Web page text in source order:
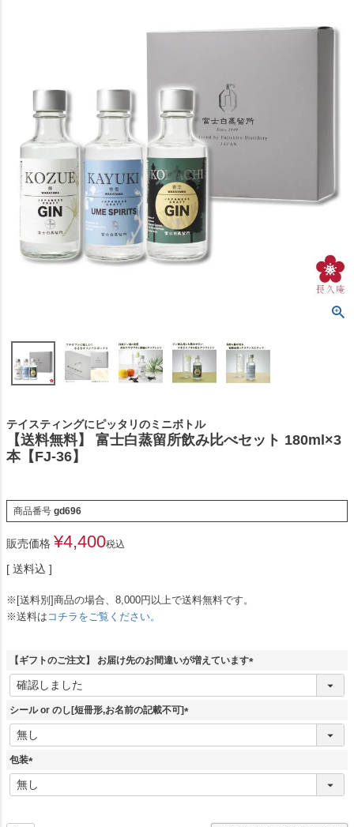
テイスティングにピッタリのミニボトル
【送料無料】 富士白蒸留所飲み比べセット 180ml×3
本【FJ-36】
商品番号 gd696
販売価格 ¥4,400税込
送料込
※[送料別]商品の場合、8,000円以上で送料無料です。
※送料は コチラをご覧ください。
【ギフトのご注文】 お届け先のお間違いが増えています
(
シール or のし[短冊形,お名前の記載不可]
(
包装
(
必